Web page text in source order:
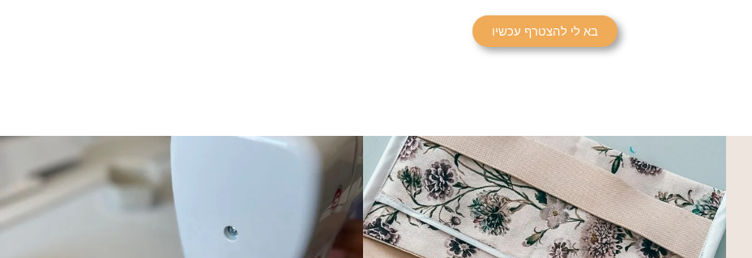
בא לי להצטרף עכשיו